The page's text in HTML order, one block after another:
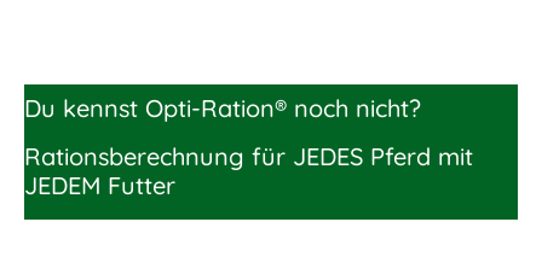
Du kennst Opti-Ration® noch nicht?
Rationsberechnung für JEDES Pferd mit
JEDEM Futter